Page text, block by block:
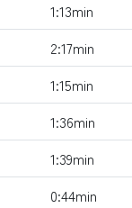
1:13min
2:17min
1:15min
1:36min
1:39min
0:44min